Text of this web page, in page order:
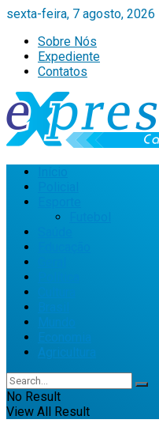
sexta-feira, 7 agosto, 2026
Sobre Nós
Expediente
Contatos
Agricultura
No Result
View All Result